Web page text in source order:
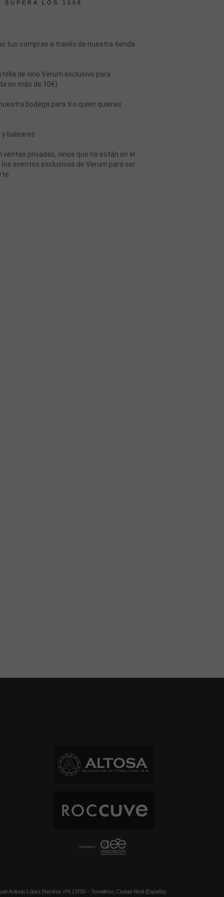
SUPERA LOS 100€
tus compras a través de nuestra tienda
de vino Verum exclusivo para
en más de 10€)
bodega para tí o quien quieras
baleares
privadas, vinos que no están en el
eventos exclusivos de Verum para ser
Antonio López Ramírez nº4 13700 – Tomelloso, Ciudad Real (España).